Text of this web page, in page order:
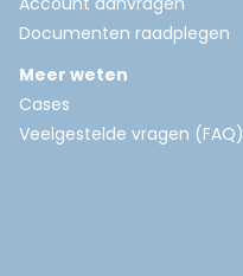
Documenten raadplegen
Meer weten
Cases
Veelgestelde vragen (FAQ)